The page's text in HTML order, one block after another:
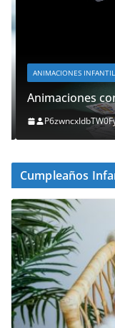
ANIMACIONES
Animaciones
Cumpleaños